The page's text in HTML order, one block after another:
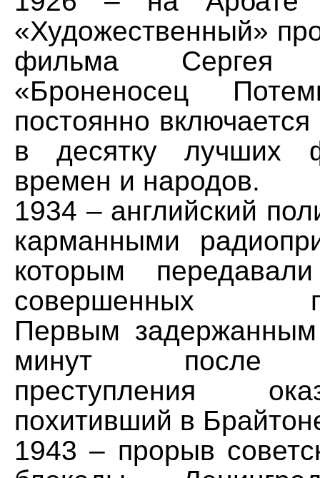
«Художественный»
фильма Сергея
«Броненосец
постоянно
в десятку лучших
времен и народов.
1934 – английский
карманными
которым
совершенных
Первым
минут после
преступления
похитивший в
1943 – прорыв